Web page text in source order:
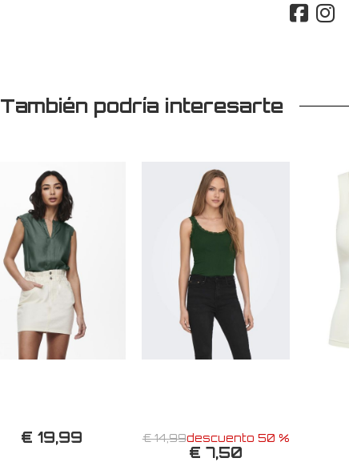
También podría interesarte
€ 19,99 € 14,99descuento 50 %
€ 7,50